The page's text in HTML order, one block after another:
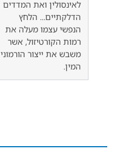
לאינסולין ואת המדדים
הדלקתיים... הלחץ
הנפשי עצמו מעלה את
רמות הקורטיזול, אשר
משבש את ייצור הורמוני
המין.